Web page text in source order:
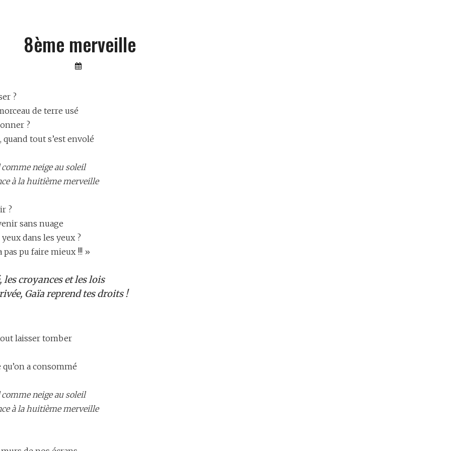
8ème merveille
By
?
de terre usé
?
quand tout s’est envolé
comme neige au soleil
à la huitième merveille
?
sans nuage
dans les yeux ?
pas pu faire mieux !!! »
les croyances et les lois
Gaïa reprend tes droits !
laisser tomber
a consommé
comme neige au soleil
à la huitième merveille